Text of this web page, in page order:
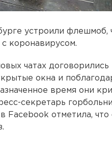
устроили флешмоб,
коронавирусом.
чатах договорились
окна и
время они
секретарь
Facebook отметила, что